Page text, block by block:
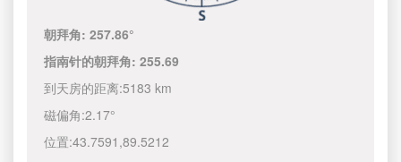
朝拜角:257.86°
指南针的朝拜角:255.69
到天房的距离:5183 km
磁偏角:2.17°
位置:43.7591 ,89.5212